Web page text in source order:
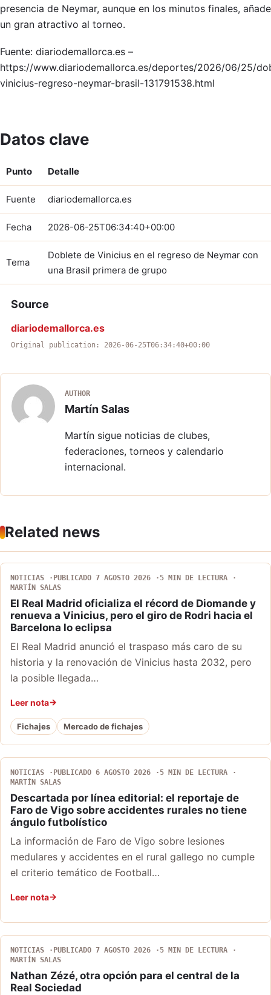
presencia de Neymar, aunque en los minutos finales, añade
un gran atractivo al torneo.
Fuente: diariodemallorca.es –
https://www.diariodemallorca.es/deportes/2026/06/25/
vinicius-regreso-neymar-brasil-131791538.html
Datos clave
Punto Detalle
Fuente diariodemallorca.es
Fecha 2026-06-25T06:34:40+00:00
Tema
Doblete de Vinicius en el regreso de Neymar con
una Brasil primera de grupo
Source
diariodemallorca.es
Original publication: 2026-06-25T06:34:40+00:00
AUTHOR
Martín Salas
Martín sigue noticias de clubes,
federaciones, torneos y calendario
internacional.
Related news
NOTICIAS PUBLICADO 7 AGOSTO 2026
5 MIN DE LECTURA
MARTÍN SALAS
El Real Madrid oficializa el récord de Diomande y
renueva a Vinicius, pero el giro de Rodri hacia el
Barcelona lo eclipsa
El Real Madrid anunció el traspaso más caro de su
historia y la renovación de Vinicius hasta 2032, pero
la posible llegada…
Leer nota
Fichajes Mercado de fichajes
NOTICIAS PUBLICADO 6 AGOSTO 2026
5 MIN DE LECTURA
MARTÍN SALAS
Descartada por línea editorial: el reportaje de
Faro de Vigo sobre accidentes rurales no tiene
ángulo futbolístico
La información de Faro de Vigo sobre lesiones
medulares y accidentes en el rural gallego no cumple
el criterio temático de Football…
Leer nota
NOTICIAS PUBLICADO 7 AGOSTO 2026
5 MIN DE LECTURA
MARTÍN SALAS
Nathan Zézé, otra opción para el central de la
Real Sociedad